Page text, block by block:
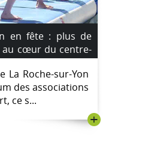
en fête : plus de
au cœur du centre-
La Roche-sur-Yon
des associations
ce s...
+